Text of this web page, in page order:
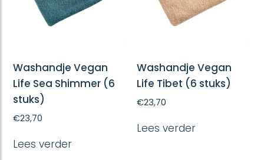
Washandje Vegan
Life Sea Shimmer (6
stuks)
€23,70
Lees verder
Washandje Vegan
Life Tibet (6 stuks)
€23,70
Lees verder